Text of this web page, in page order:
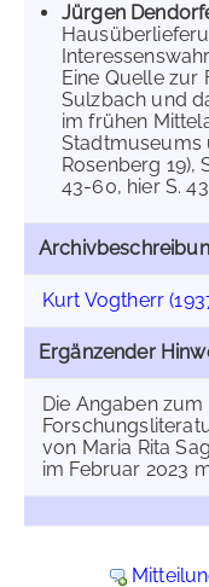
Jürgen
Eine Quelle zur
Sulzbach und
im frühen
Stadtmuseums
Rosenberg 19),
43-60, hier S.
Kurt Vogtherr
Ergänzender
Die Angaben
von Maria Rita
im Februar 2023